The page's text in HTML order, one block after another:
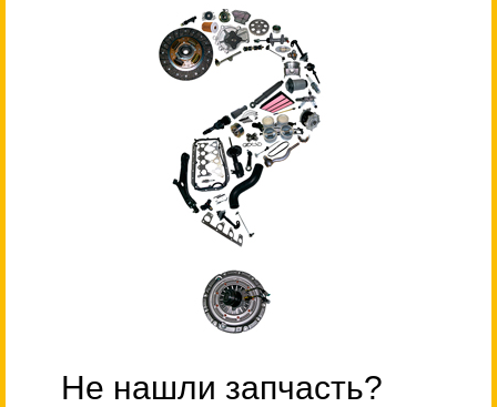
Не нашли запчасть?